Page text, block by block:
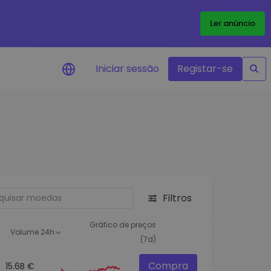
Ler anúncio
investimento
Ideias inteligentes para um
desempenho ótimo
Iniciar sessão Registar-se
Filtros
Volume 24h
Gráfico de preços
(7d)
15.6B € Compra